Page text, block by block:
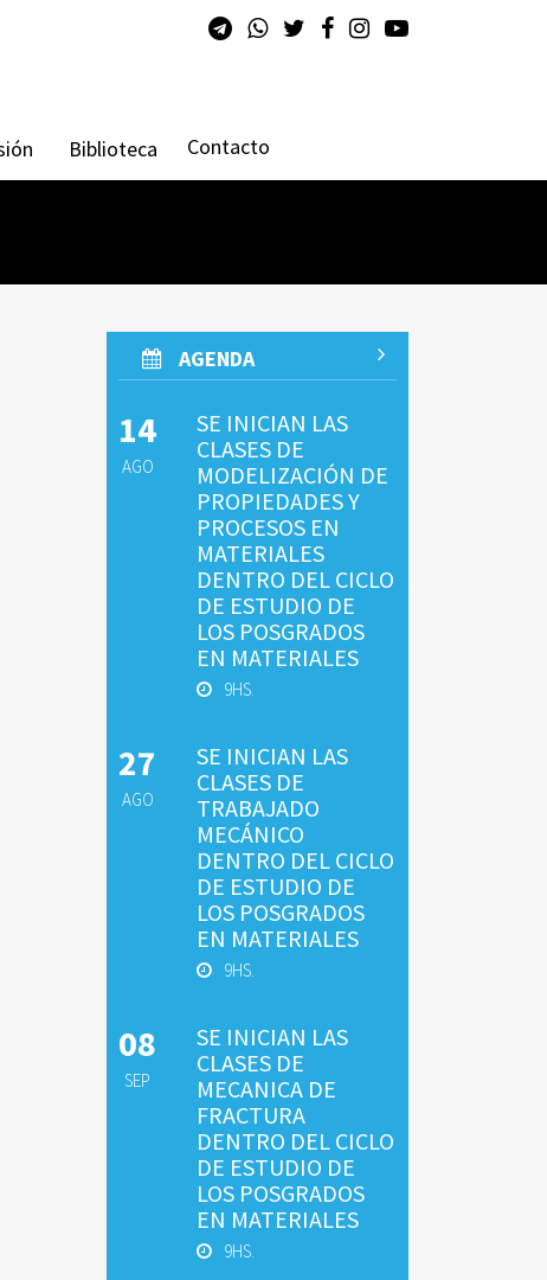
Biblioteca Contacto
AGENDA
14
AGO
SE INICIAN LAS
CLASES DE
MODELIZACIÓN DE
PROPIEDADES Y
PROCESOS EN
MATERIALES
DENTRO DEL CICLO
DE ESTUDIO DE
LOS POSGRADOS
EN MATERIALES
9HS.
27
AGO
SE INICIAN LAS
CLASES DE
TRABAJADO
MECÁNICO
DENTRO DEL CICLO
DE ESTUDIO DE
LOS POSGRADOS
EN MATERIALES
9HS.
08
SEP
SE INICIAN LAS
CLASES DE
MECANICA DE
FRACTURA
DENTRO DEL CICLO
DE ESTUDIO DE
LOS POSGRADOS
EN MATERIALES
9HS.